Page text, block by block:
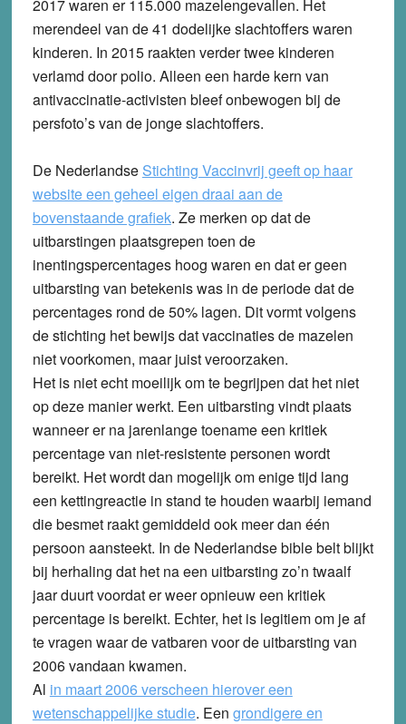
2017 waren er 115.000 mazelengevallen. Het
merendeel van de 41 dodelijke slachtoffers waren
kinderen. In 2015 raakten verder twee kinderen
verlamd door polio. Alleen een harde kern van
antivaccinatie-activisten bleef onbewogen bij de
persfoto’s van de jonge slachtoffers.
De Nederlandse Stichting Vaccinvrij geeft op haar
website een geheel eigen draai aan de
bovenstaande grafiek. Ze merken op dat de
uitbarstingen plaatsgrepen toen de
inentingspercentages hoog waren en dat er geen
uitbarsting van betekenis was in de periode dat de
percentages rond de 50% lagen. Dit vormt volgens
de stichting het bewijs dat vaccinaties de mazelen
niet voorkomen, maar juist veroorzaken.
Het is niet echt moeilijk om te begrijpen dat het niet
op deze manier werkt. Een uitbarsting vindt plaats
wanneer er na jarenlange toename een kritiek
percentage van niet-resistente personen wordt
bereikt. Het wordt dan mogelijk om enige tijd lang
een kettingreactie in stand te houden waarbij iemand
die besmet raakt gemiddeld ook meer dan één
persoon aansteekt. In de Nederlandse bible belt blijkt
bij herhaling dat het na een uitbarsting zo’n twaalf
jaar duurt voordat er weer opnieuw een kritiek
percentage is bereikt. Echter, het is legitiem om je af
te vragen waar de vatbaren voor de uitbarsting van
2006 vandaan kwamen.
Al in maart 2006 verscheen hierover een
wetenschappelijke studie. Een grondigere en